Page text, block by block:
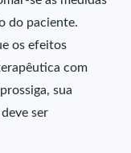
do paciente.
os efeitos
com
sua
ser